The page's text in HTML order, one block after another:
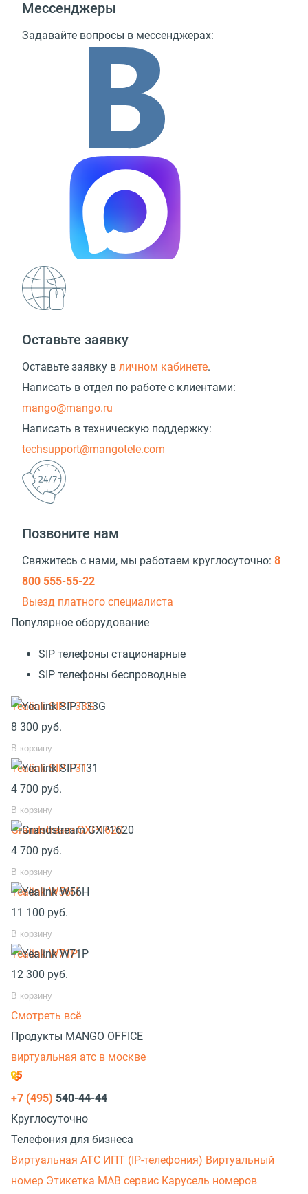
Мессенджеры
Задавайте вопросы в мессенджерах:
Оставьте заявку
Оставьте заявку в личном кабинете.
Написать в отдел по работе с клиентами:
mango@mango.ru
Написать в техническую поддержку:
techsupport@mangotele.com
Позвоните нам
Свяжитесь с нами, мы работаем круглосуточно: 8
800 555-55-22
Выезд платного специалиста
Популярное оборудование
SIP телефоны стационарные
SIP телефоны беспроводные
Yealink SIP-T33G
8 300 руб.
В корзину
Yealink SIP-T31
4 700 руб.
В корзину
Grandstream GXP1620
4 700 руб.
В корзину
Yealink W56H
11 100 руб.
В корзину
Yealink W71P
12 300 руб.
В корзину
Смотреть всё
Продукты MANGO OFFICE
виртуальная атс в москве
+7 (495) 540-44-44
Круглосуточно
Телефония для бизнеса
Виртуальная АТС ИПТ (IP-телефония) Виртуальный
номер Этикетка МАВ сервис Карусель номеров